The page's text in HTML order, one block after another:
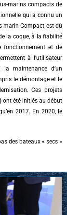
marins compacts de
qui a connu un
marin Compact est dû
la coque, à la fiabilité
fonctionnement et de
à l’utilisateur
la maintenance d’un
le démontage et le
Ces projets
ont été initiés au début
2017. En 2020, le
des bateaux « secs »